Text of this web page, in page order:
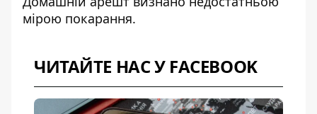
мірою покарання.
ЧИТАЙТЕ НАС У FACEBOOK